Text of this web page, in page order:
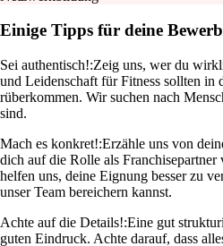
Einige Tipps für deine
Sei authentisch!:Zeig uns, wer du
und Leidenschaft für Fitness sollten in
rüberkommen. Wir suchen nach
sind.
Mach es konkret!:Erzähle uns von
dich auf die Rolle als
helfen uns, deine Eignung besser zu
unser Team bereichern kannst.
Achte auf die Details!:Eine gut
guten Eindruck. Achte darauf, dass